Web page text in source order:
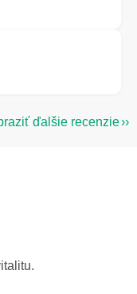
hviezdičiek.
hviezdičiek.
ďalšie recenzie